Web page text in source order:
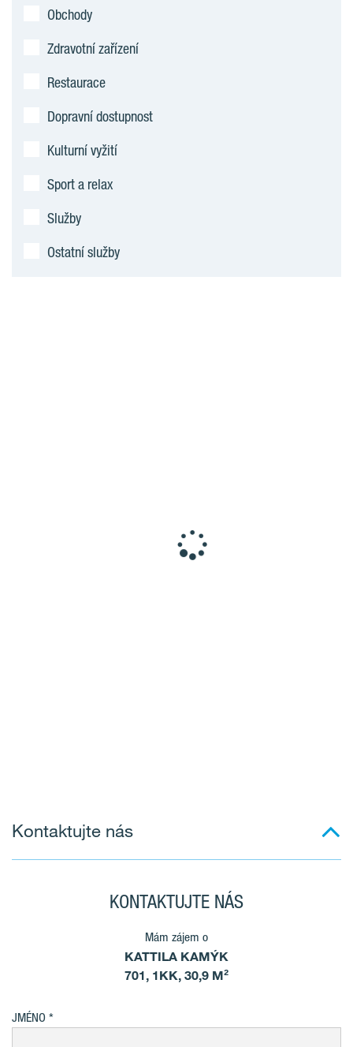
Obchody
Zdravotní zařízení
Restaurace
Dopravní dostupnost
Kulturní vyžití
Sport a relax
Služby
Ostatní služby
Kontaktujte nás
KONTAKTUJTE NÁS
Mám zájem o
KATTILA KAMÝK
701, 1KK, 30,9 M²
JMÉNO